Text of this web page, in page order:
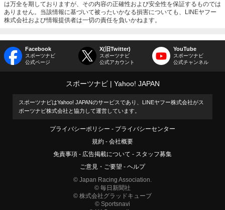
は万全を期しておりますが、その内容の正確性および安全性を保証するものでは
ありません。当該情報に基づいて被ったいかなる損害についても、LINEヤフー
株式会社および情報提供者は一切の責任を負いかねます。
Facebook
スポーツナビ
公式ページ
X(旧Twitter)
スポーツナビ
公式アカウント
YouTube
スポーツナビ
公式チャンネル
スポーツナビ Yahoo! JAPAN
スポーツナビはYahoo! JAPANのサービスであり、LINEヤフー株式会社がス
ポーツナビ株式会社と協力して運営しています。
プライバシーポリシー
プライバシーセンター
規約
会社概要
免責事項
広告掲載について
スタッフ募集
ご意見・ご要望
ヘルプ
© Japan Racing Association.
© 毎日新聞社
© 株式会社グラッドキューブ
© Sportsnavi